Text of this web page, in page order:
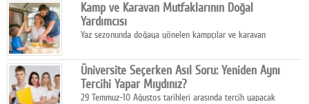
Kamp ve Karavan Mutfaklarının Doğal
Yardımcısı
Yaz sezonunda doğaya yönelen kampçılar ve karavan
temizlik sağlayan, çevreye duyarlı bitkisel içerikli ürünleri tercih
ediyor.
Üniversite Seçerken Asıl Soru: Yeniden Aynı
Tercihi Yapar Mıydınız?
29 Temmuz-10 Ağustos tarihleri arasında tercih yapacak